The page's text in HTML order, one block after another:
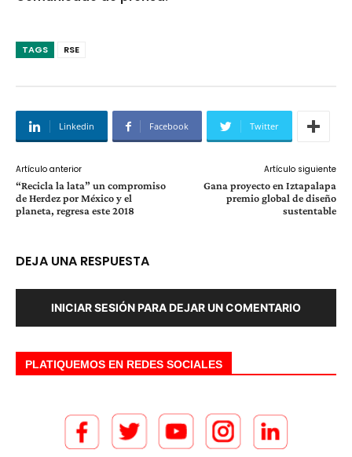
TAGS RSE
Linkedin Facebook Twitter
Artículo anterior
“Recicla la lata” un compromiso
de Herdez por México y el
planeta, regresa este 2018
Artículo siguiente
Gana proyecto en Iztapalapa
premio global de diseño
sustentable
DEJA UNA RESPUESTA
INICIAR SESIÓN PARA DEJAR UN COMENTARIO
PLATIQUEMOS EN REDES SOCIALES